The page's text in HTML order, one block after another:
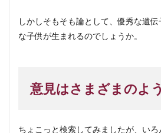
しかしそもそも論として、優秀な遺
な子供が生まれるのでしょうか。
意見はさまざまのよ
ちょこっと検索してみましたが、いろ